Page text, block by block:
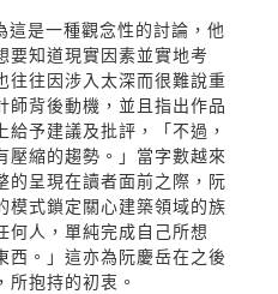
是一種觀念性的討論，他
要知道現實因素並實地考
往往因涉入太深而很難說重
師背後動機，並且指出作品
予建議及批評，「不過，
壓縮的趨勢。」當字數越來
的呈現在讀者面前之際，阮
模式鎖定關心建築領域的族
何人，單純完成自己所想
西。」這亦為阮慶岳在之後
抱持的初衷。